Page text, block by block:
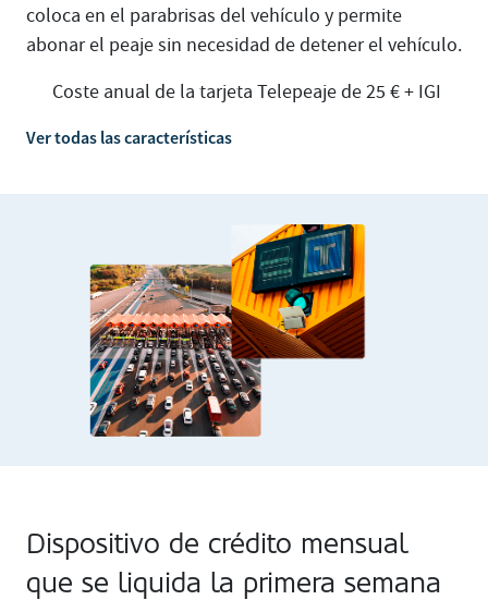
coloca en el parabrisas del vehículo y permite
abonar el peaje sin necesidad de detener el vehículo.
Coste anual de la tarjeta Telepeaje de 25 € + IGI
Ver todas las características
Dispositivo de crédito mensual
que se liquida la primera semana